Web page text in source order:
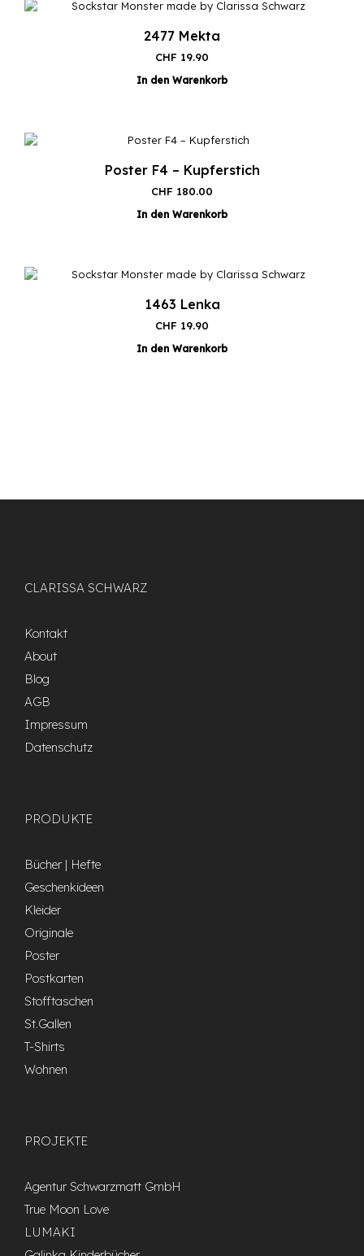
2477 Mekta
CHF 19.90
In den Warenkorb
Poster F4 – Kupferstich
CHF 180.00
In den Warenkorb
1463 Lenka
CHF 19.90
In den Warenkorb
CLARISSA SCHWARZ
Kontakt
About
Blog
AGB
Impressum
Datenschutz
PRODUKTE
Bücher | Hefte
Geschenkideen
Kleider
Originale
Poster
Postkarten
Stofftaschen
St.Gallen
T-Shirts
Wohnen
PROJEKTE
Agentur Schwarzmatt GmbH
True Moon Love
LUMAKI